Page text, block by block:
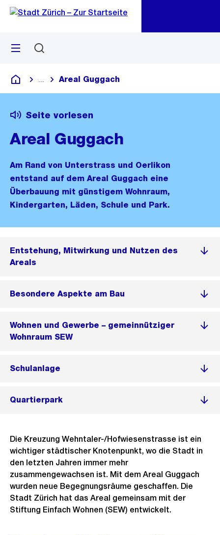
Navigation
Sprunglink
Menü
Deutsch
Blende alle Breadcrumbs ein
Areal Guggach
Seite vorlesen
Areal Guggach
Am Rand von Unterstrass und Oerlikon
entstand auf dem Areal Guggach eine
Überbauung mit günstigem Wohnraum,
Kindergarten, Läden, Schule und Park.
Entstehung, Mitwirkung und Nutzen des
Areals
Besondere Aspekte am Bau
Wohnen und Gewerbe – gemeinnütziger
Wohnraum SEW
Schulanlage
Quartierpark
Die Kreuzung Wehntaler-/Hofwiesenstrasse ist ein
wichtiger städtischer Knotenpunkt, wo die Stadt in
den letzten Jahren immer mehr
zusammengewachsen ist. Mit dem Areal Guggach
wurden neue Begegnungsräume geschaffen. Die
Stadt Zürich hat das Areal gemeinsam mit der
Stiftung Einfach Wohnen (SEW) entwickelt.